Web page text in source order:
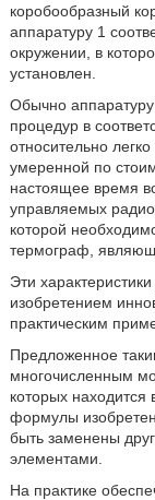
коробообразный
аппаратуру 1
окружении, в
установлен.
Обычно аппаратуру
процедур в
относительно
умеренной по
настоящее время
управляемых
которой
термограф,
Эти
изобретением
практическим
Предложенное
многочисленным
которых
формулы
быть заменены
элементами.
На практике